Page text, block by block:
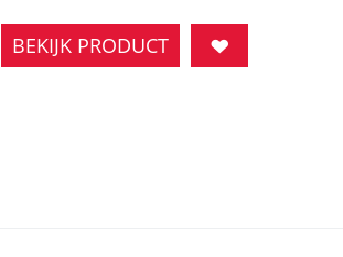
BEKIJK PRODUCT